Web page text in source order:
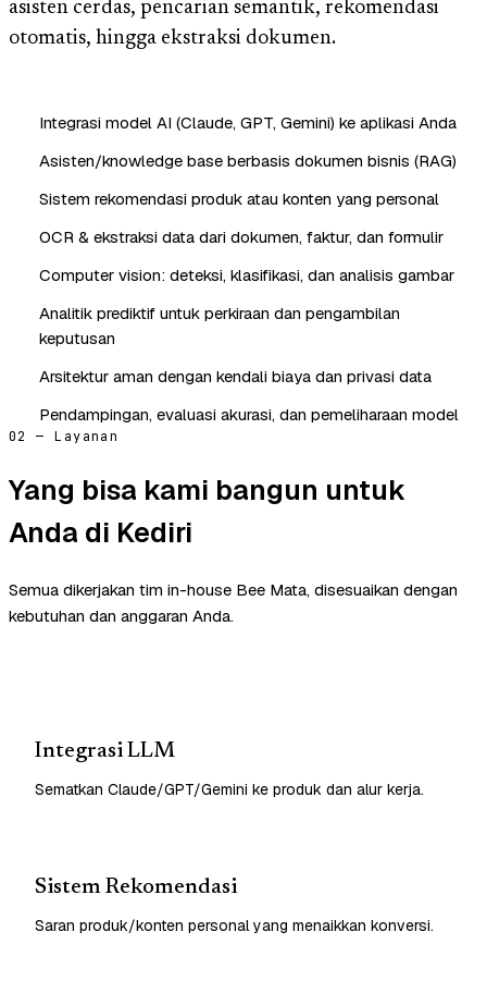
asisten cerdas, pencarian semantik, rekomendasi
otomatis, hingga ekstraksi dokumen.
Integrasi model AI (Claude, GPT, Gemini) ke aplikasi Anda
Asisten/knowledge base berbasis dokumen bisnis (RAG)
Sistem rekomendasi produk atau konten yang personal
OCR & ekstraksi data dari dokumen, faktur, dan formulir
Computer vision: deteksi, klasifikasi, dan analisis gambar
Analitik prediktif untuk perkiraan dan pengambilan
keputusan
Arsitektur aman dengan kendali biaya dan privasi data
Pendampingan, evaluasi akurasi, dan pemeliharaan model
02 — Layanan
Yang bisa kami bangun untuk
Anda di Kediri
Semua dikerjakan tim in-house Bee Mata, disesuaikan dengan
kebutuhan dan anggaran Anda.
Integrasi LLM
Sematkan Claude/GPT/Gemini ke produk dan alur kerja.
Sistem Rekomendasi
Saran produk/konten personal yang menaikkan konversi.